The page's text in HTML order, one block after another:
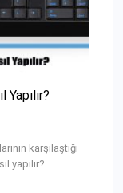
karşılaştığı
yapılır?